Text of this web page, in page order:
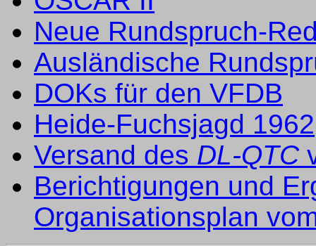
Neue Rundspruch-
Ausländische
DOKs für den VFDB
Heide-Fuchsjagd 1962
Versand des DL-QTC
Berichtigungen und
Organisationsplan